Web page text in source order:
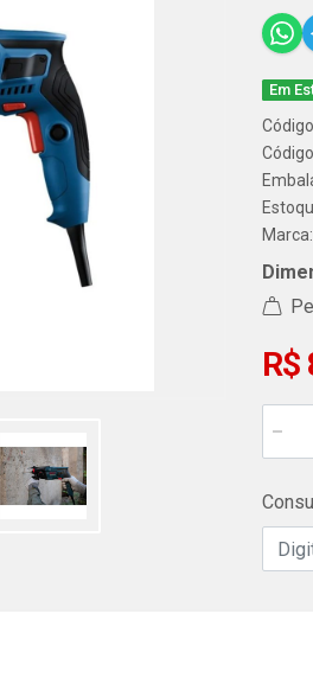
Em
Marca:
R$